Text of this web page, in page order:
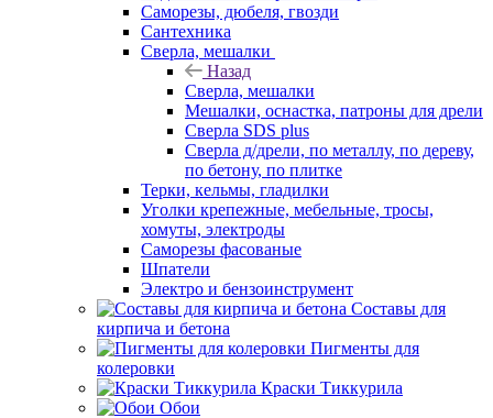
Саморезы, дюбеля, гвозди
Сантехника
Сверла, мешалки
Назад
Сверла, мешалки
Мешалки, оснастка, патроны для дрели
Сверла SDS plus
Сверла д/дрели, по металлу, по дереву,
по бетону, по плитке
Терки, кельмы, гладилки
Уголки крепежные, мебельные, тросы,
хомуты, электроды
Саморезы фасованые
Шпатели
Электро и бензоинструмент
Составы для
кирпича и бетона
Пигменты для
колеровки
Краски Тиккурила
Обои